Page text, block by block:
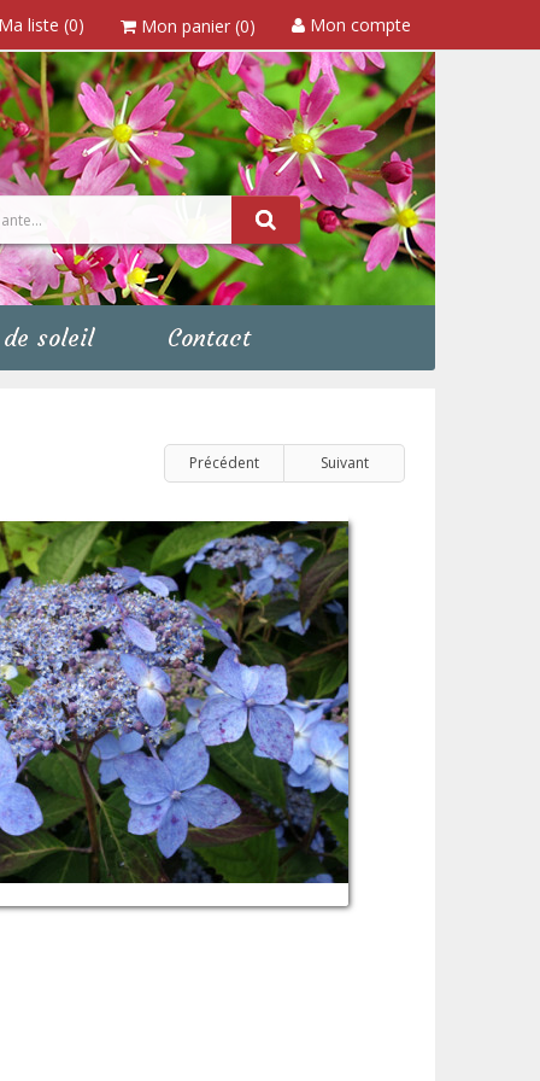
liste (0) Mon panier (0) Mon compte
soleil Contact
Précédent Suivant